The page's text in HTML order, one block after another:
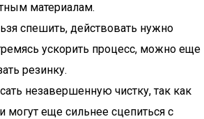
материалам.
спешить, действовать нужно
ускорить процесс, можно еще
резинку.
незавершенную чистку, так как
могут еще сильнее сцепиться с